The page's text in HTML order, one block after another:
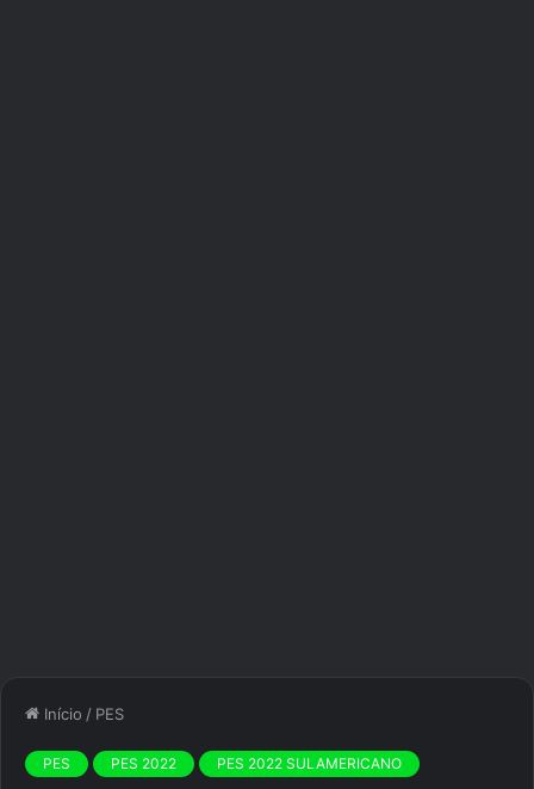
Início / PES
PES PES 2022 PES 2022 SULAMERICANO